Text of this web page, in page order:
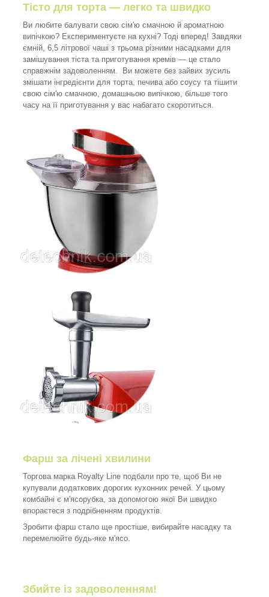
Збийте із задоволенням!
Фарш за лічені хвилини
Торгова марка Royalty Line подбали про те, щоб Ви не
купували додаткових дорогих кухонних речей. У цьому
комбайні є м'ясорубка, за допомогою якої Ви швидко
впораєтеся з подрібненням продуктів.
Зробити фарш стало ще простіше, вибирайте насадку та
перемелюйте будь-яке м'ясо.
Тісто для торта — легко та швидко
Ви любите балувати свою сім'ю смачною й ароматною
випічкою? Експериментуєте на кухні? Тоді вперед! Завдяки
ємній, 6,5 літрової чаші з трьома різними насадками для
замішування тіста та приготування кремів — це стало
справжнім задоволенням. Ви можете без зайвих зусиль
змішати інгредієнти для торта, печива або соусу та тішити
свою сім'ю смачною, домашньою випічкою, більше того
часу на її приготування у вас набагато скоротиться.